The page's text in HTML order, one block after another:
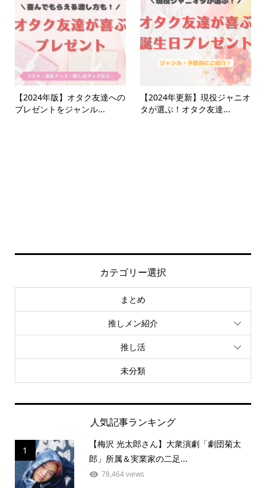
【2024年版】オタク友達への
プレゼントをジャンル...
【2024年更新】現役ジャニオ
タが選ぶ！オタク友達...
カテゴリー選択
まとめ
推しメン紹介
推し活
未分類
人気記事ランキング
1
【梅沢 光太郎さん】大衆演劇「劇団菊太
郎」所属＆実業家の二足...
78,464 views